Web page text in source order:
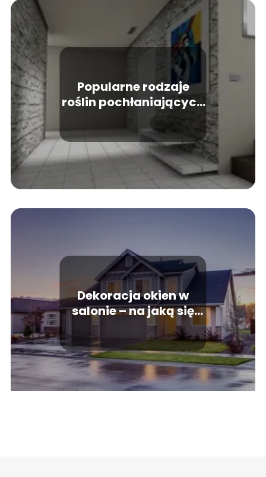
Popularne rodzaje
roślin pochłaniających
wilgoć w domu
Dekoracja okien w
salonie – na jaką się
zdecydować?